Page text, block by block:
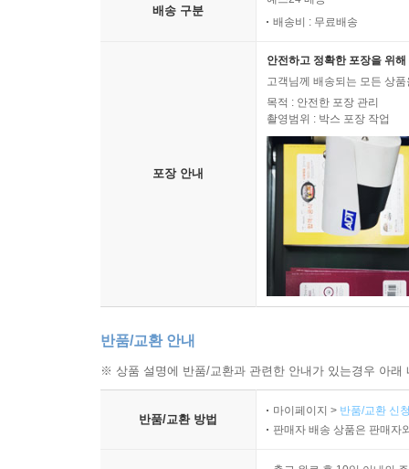
배송 구분
배송비 : 무료배송
포장 안내
안전하고 정확한 포장을 위
고객님께 배송되는 모든 상
목적 : 안전한 포장 관리
촬영범위 : 박스 포장 작업
반품/교환 안내
※ 상품 설명에 반품/교환과 관련한 안내가 있는경우 아
반품/교환 방법
마이페이지 > 반품/교환 신
판매자 배송 상품은 판매자